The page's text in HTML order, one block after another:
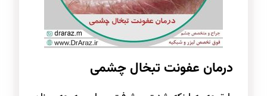
درمان عفونت تبخال چشمی